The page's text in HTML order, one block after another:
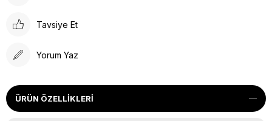
Tavsiye Et
Yorum Yaz
ÜRÜN ÖZELLIKLERI